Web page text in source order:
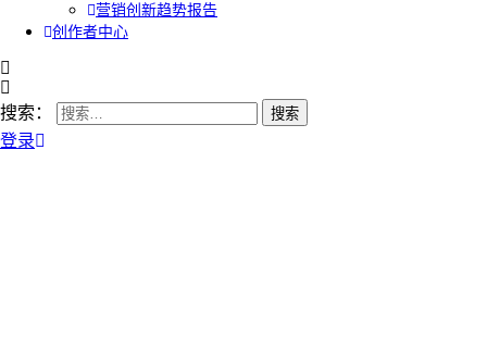
营销创新趋势报告
创作者中心
搜索：
登录